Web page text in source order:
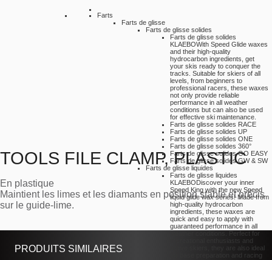
Farts
Farts de glisse
Farts de glisse solides
Farts de glisse solides
KLAEBOWith Speed Glide waxes
and their high-quality
hydrocarbon ingredients, get
your skis ready to conquer the
tracks. Suitable for skiers of all
levels, from beginners to
professional racers, these waxes
not only provide reliable
performance in all weather
conditions but can also be used
for effective ski maintenance.
Farts de glisse solides RACE
Farts de glisse solides UP
Farts de glisse solides ONE
Farts de glisse solides 360°
Farts de glisse solides GO EASY
Farts de glisse solides GW & SW
Farts de glisse liquides
Farts de glisse liquides
KLAEBODiscover your inner
Speed King with the new Speed
liquid glide wax series! Made from
high-quality hydrocarbon
ingredients, these waxes are
quick and easy to apply with
guaranteed performance in all
weather conditions. Perfect for
recreational enthusiasts and
active skiers, they are also ideal
for base preparation and racing
TOOLS FILE CLAMP, PLASTIC
En plastique
Maintient les limes et les diamants en position stable et précis
sur le guide-lime.
PRODUITS SIMILAIRES